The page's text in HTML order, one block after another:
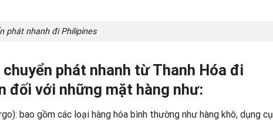
phát nhanh đi Philipines
phát nhanh từ Thanh Hóa đi
đối với những mặt hàng như:
bao gồm các loại hàng hóa bình thường như hàng khô, dụng cụ